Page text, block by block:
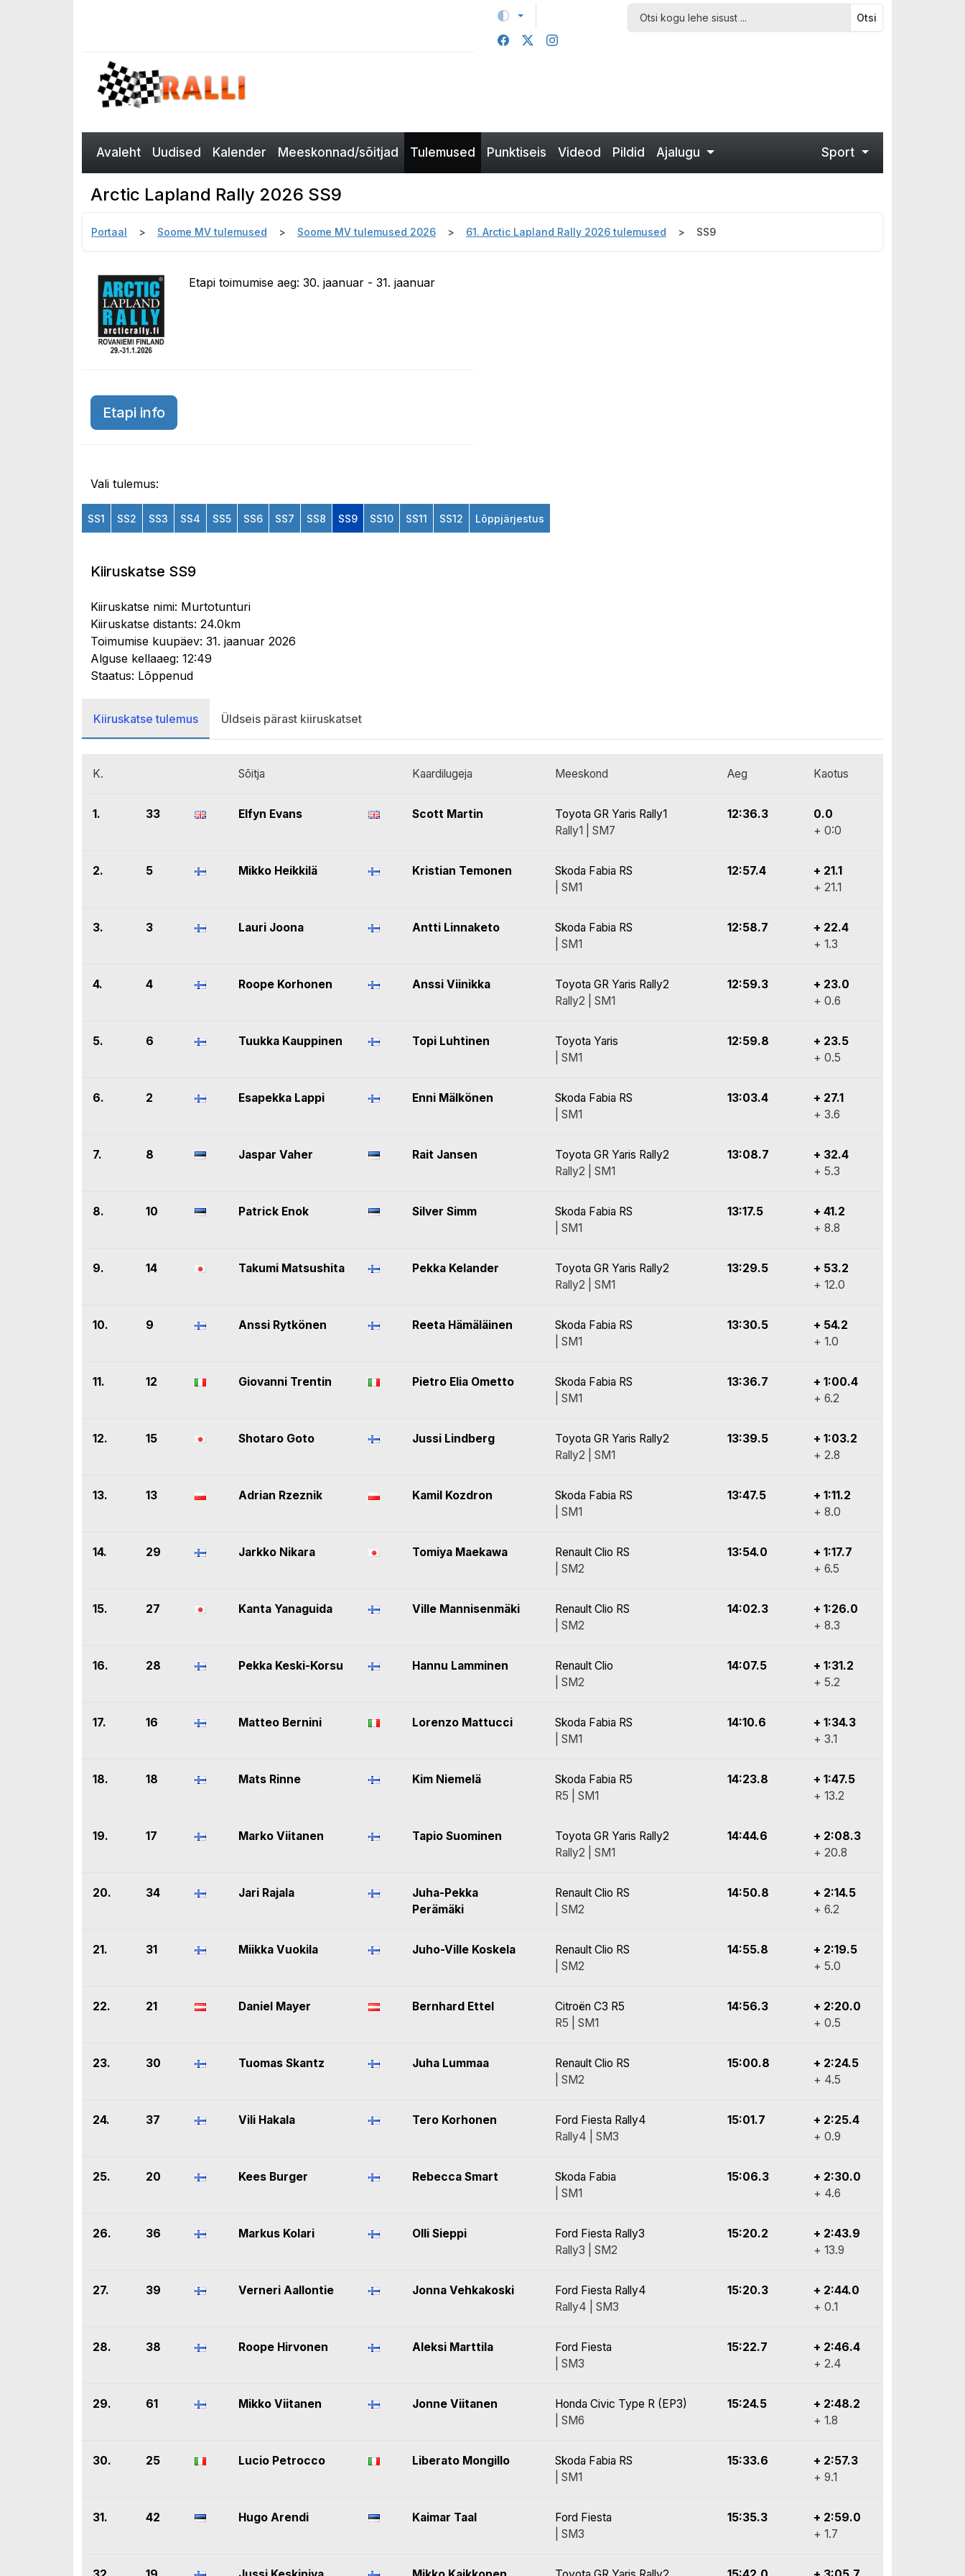
Otsi
Avaleht Uudised Kalender Meeskonnad/sõitjad Tulemused Punktiseis Videod Pildid Ajalugu Sport
Arctic Lapland Rally 2026 SS9
Portaal Soome MV tulemused Soome MV tulemused 2026 61. Arctic Lapland Rally 2026 tulemused SS9
Etapi toimumise aeg: 30. jaanuar - 31. jaanuar
Etapi info
Vali tulemus:
SS1 SS2 SS3 SS4 SS5 SS6 SS7 SS8 SS9 SS10 SS11 SS12 Lõppjärjestus
Kiiruskatse SS9
Kiiruskatse nimi: Murtotunturi
Kiiruskatse distants: 24.0km
Toimumise kuupäev: 31. jaanuar 2026
Alguse kellaaeg: 12:49
Staatus: Lõppenud
Kiiruskatse tulemus Üldseis pärast kiiruskatset
K. Sõitja Kaardilugeja Meeskond Aeg Kaotus
1. 33 Elfyn Evans Scott Martin
Toyota GR Yaris Rally1
Rally1 | SM7
12:36.3
0.0
+ 0:0
2. 5 Mikko Heikkilä Kristian Temonen
Skoda Fabia RS
| SM1
12:57.4
+ 21.1
+ 21.1
3. 3 Lauri Joona Antti Linnaketo
Skoda Fabia RS
| SM1
12:58.7
+ 22.4
+ 1.3
4. 4 Roope Korhonen Anssi Viinikka
Toyota GR Yaris Rally2
Rally2 | SM1
12:59.3
+ 23.0
+ 0.6
5. 6 Tuukka Kauppinen Topi Luhtinen
Toyota Yaris
| SM1
12:59.8
+ 23.5
+ 0.5
6. 2 Esapekka Lappi Enni Mälkönen
Skoda Fabia RS
| SM1
13:03.4
+ 27.1
+ 3.6
7. 8 Jaspar Vaher Rait Jansen
Toyota GR Yaris Rally2
Rally2 | SM1
13:08.7
+ 32.4
+ 5.3
8. 10 Patrick Enok Silver Simm
Skoda Fabia RS
| SM1
13:17.5
+ 41.2
+ 8.8
9. 14 Takumi Matsushita Pekka Kelander
Toyota GR Yaris Rally2
Rally2 | SM1
13:29.5
+ 53.2
+ 12.0
10. 9 Anssi Rytkönen Reeta Hämäläinen
Skoda Fabia RS
| SM1
13:30.5
+ 54.2
+ 1.0
11. 12 Giovanni Trentin Pietro Elia Ometto
Skoda Fabia RS
| SM1
13:36.7
+ 1:00.4
+ 6.2
12. 15 Shotaro Goto Jussi Lindberg
Toyota GR Yaris Rally2
Rally2 | SM1
13:39.5
+ 1:03.2
+ 2.8
13. 13 Adrian Rzeznik Kamil Kozdron
Skoda Fabia RS
| SM1
13:47.5
+ 1:11.2
+ 8.0
14. 29 Jarkko Nikara Tomiya Maekawa
Renault Clio RS
| SM2
13:54.0
+ 1:17.7
+ 6.5
15. 27 Kanta Yanaguida Ville Mannisenmäki
Renault Clio RS
| SM2
14:02.3
+ 1:26.0
+ 8.3
16. 28 Pekka Keski-Korsu Hannu Lamminen
Renault Clio
| SM2
14:07.5
+ 1:31.2
+ 5.2
17. 16 Matteo Bernini Lorenzo Mattucci
Skoda Fabia RS
| SM1
14:10.6
+ 1:34.3
+ 3.1
18. 18 Mats Rinne Kim Niemelä
Skoda Fabia R5
R5 | SM1
14:23.8
+ 1:47.5
+ 13.2
19. 17 Marko Viitanen Tapio Suominen
Toyota GR Yaris Rally2
Rally2 | SM1
14:44.6
+ 2:08.3
+ 20.8
20. 34 Jari Rajala
Juha-Pekka
Perämäki
Renault Clio RS
| SM2
14:50.8
+ 2:14.5
+ 6.2
21. 31 Miikka Vuokila Juho-Ville Koskela
Renault Clio RS
| SM2
14:55.8
+ 2:19.5
+ 5.0
22. 21 Daniel Mayer Bernhard Ettel
Citroën C3 R5
R5 | SM1
14:56.3
+ 2:20.0
+ 0.5
23. 30 Tuomas Skantz Juha Lummaa
Renault Clio RS
| SM2
15:00.8
+ 2:24.5
+ 4.5
24. 37 Vili Hakala Tero Korhonen
Ford Fiesta Rally4
Rally4 | SM3
15:01.7
+ 2:25.4
+ 0.9
25. 20 Kees Burger Rebecca Smart
Skoda Fabia
| SM1
15:06.3
+ 2:30.0
+ 4.6
26. 36 Markus Kolari Olli Sieppi
Ford Fiesta Rally3
Rally3 | SM2
15:20.2
+ 2:43.9
+ 13.9
27. 39 Verneri Aallontie Jonna Vehkakoski
Ford Fiesta Rally4
Rally4 | SM3
15:20.3
+ 2:44.0
+ 0.1
28. 38 Roope Hirvonen Aleksi Marttila
Ford Fiesta
| SM3
15:22.7
+ 2:46.4
+ 2.4
29. 61 Mikko Viitanen Jonne Viitanen
Honda Civic Type R (EP3)
| SM6
15:24.5
+ 2:48.2
+ 1.8
30. 25 Lucio Petrocco Liberato Mongillo
Skoda Fabia RS
| SM1
15:33.6
+ 2:57.3
+ 9.1
31. 42 Hugo Arendi Kaimar Taal
Ford Fiesta
| SM3
15:35.3
+ 2:59.0
+ 1.7